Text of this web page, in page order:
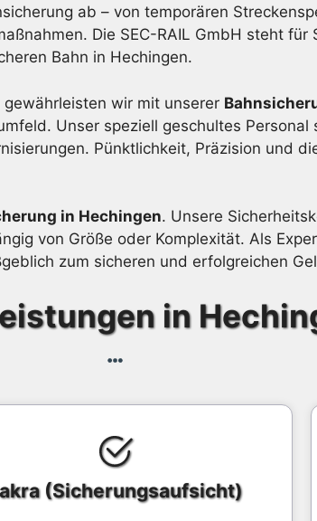
ab – von temporären
Die SEC-RAIL GmbH steht
Bahn in Hechingen.
gewährleisten wir mit unserer
Unser speziell geschultes
Pünktlichkeit, Präzision und
in Hechingen. Unsere
von Größe oder Komplexität. Als
zum sicheren und erfolgreichen
in
(Sicherungsaufsicht)